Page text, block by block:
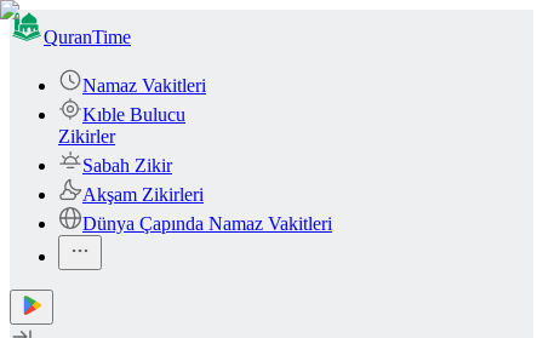
QuranTime
Namaz Vakitleri
Kıble Bulucu
Zikirler
Sabah Zikir
Akşam Zikirleri
Dünya Çapında Namaz Vakitleri